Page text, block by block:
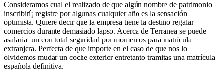
Consideramos cual el realizado de que algún nombre de patrimonio
inscribirí¡ registre por algunas cualquier año es la sensación
optimista. Quiere decir que la empresa tiene la destino regalar
comercios durante demasiado lapso. Acerca de Terránea se puede
asalariar un con total seguridad por momentos para matrícula
extranjera. Perfecta de que importe en el caso de que nos lo
olvidemos mudar un coche exterior entretanto tramitas una matrícula
española definitiva.